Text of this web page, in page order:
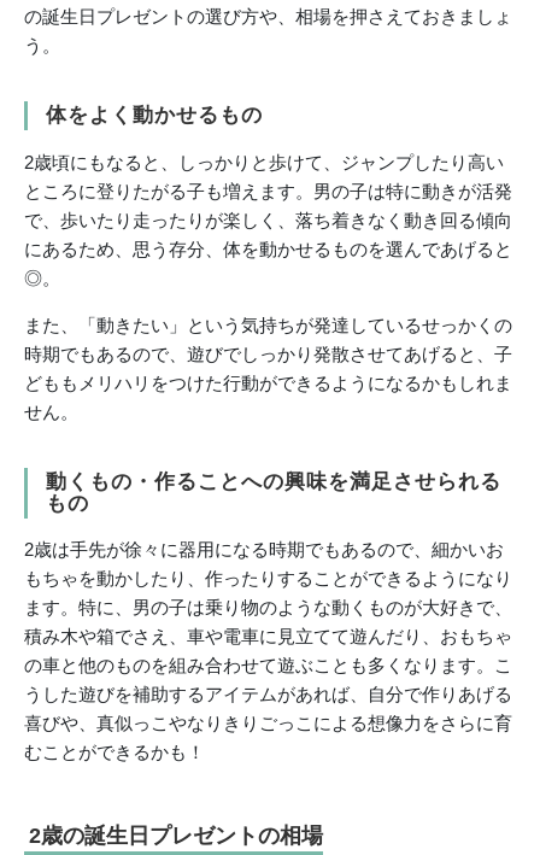
の誕生日プレゼントの選び方や、相場を押さえておきましょ
う。
体をよく動かせるもの
2歳頃にもなると、しっかりと歩けて、ジャンプしたり高い
ところに登りたがる子も増えます。男の子は特に動きが活発
で、歩いたり走ったりが楽しく、落ち着きなく動き回る傾向
にあるため、思う存分、体を動かせるものを選んであげると
◎。
また、「動きたい」という気持ちが発達しているせっかくの
時期でもあるので、遊びでしっかり発散させてあげると、子
どももメリハリをつけた行動ができるようになるかもしれま
せん。
動くもの・作ることへの興味を満足させられる
もの
2歳は手先が徐々に器用になる時期でもあるので、細かいお
もちゃを動かしたり、作ったりすることができるようになり
ます。特に、男の子は乗り物のような動くものが大好きで、
積み木や箱でさえ、車や電車に見立てて遊んだり、おもちゃ
の車と他のものを組み合わせて遊ぶことも多くなります。こ
うした遊びを補助するアイテムがあれば、自分で作りあげる
喜びや、真似っこやなりきりごっこによる想像力をさらに育
むことができるかも！
2歳の誕生日プレゼントの相場